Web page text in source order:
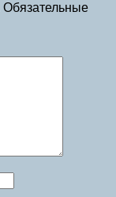
Обязательные